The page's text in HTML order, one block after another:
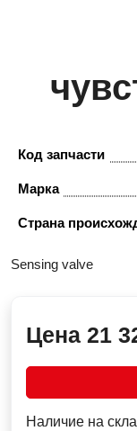
Код запчасти
Марка
Страна
Sensing valve
Цена 21
Наличие на